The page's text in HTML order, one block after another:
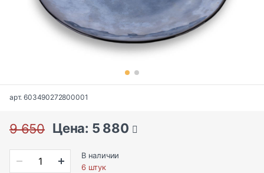
арт. 603490272800001
9 650 Цена: 5 880
В наличии
6 штук